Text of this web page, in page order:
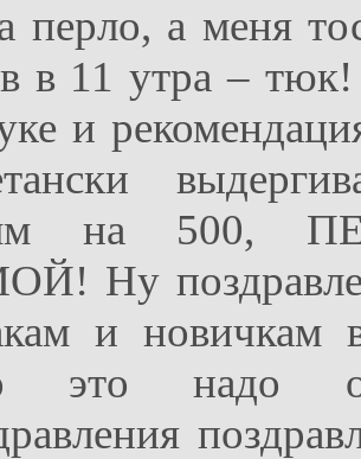
перло, а меня
в 11 утра –
и
на 500,
Ну
и новичкам
это надо